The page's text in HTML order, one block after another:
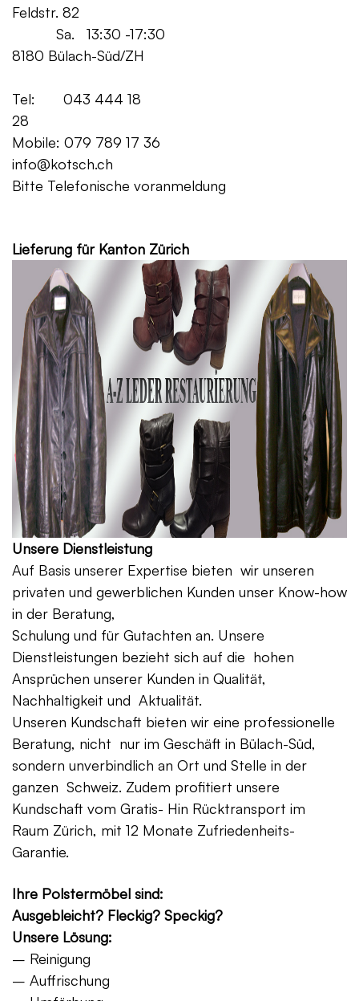
Feldstr. 82
Sa. 13:30 -17:30
8180 Bülach-Süd/ZH
Tel: 043 444 18
28
Mobile: 079 789 17 36
info@kotsch.ch
Bitte Telefonische voranmeldung
Lieferung für Kanton Zürich
Unsere Dienstleistung
Auf Basis unserer Expertise bieten wir unseren
privaten und gewerblichen Kunden unser Know-how
in der Beratung,
Schulung und für Gutachten an. Unsere
Dienstleistungen bezieht sich auf die hohen
Ansprüchen unserer Kunden in Qualität,
Nachhaltigkeit und Aktualität.
Unseren Kundschaft bieten wir eine professionelle
Beratung, nicht nur im Geschäft in Bülach-Süd,
sondern unverbindlich an Ort und Stelle in der
ganzen Schweiz. Zudem profitiert unsere
Kundschaft vom Gratis- Hin Rücktransport im
Raum Zürich, mit 12 Monate Zufriedenheits-
Garantie.
Ihre Polstermöbel sind:
Ausgebleicht? Fleckig? Speckig?
Unsere Lösung:
– Reinigung
– Auffrischung